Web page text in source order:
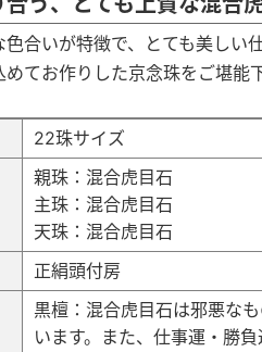
合いが特徴で、とても美しい
てお作りした京念珠をご堪能
22珠サイズ
親珠：混合虎目石
主珠：混合虎目石
天珠：混合虎目石
正絹頭付房
黒檀：混合虎目石は邪悪な
います。また、仕事運・勝